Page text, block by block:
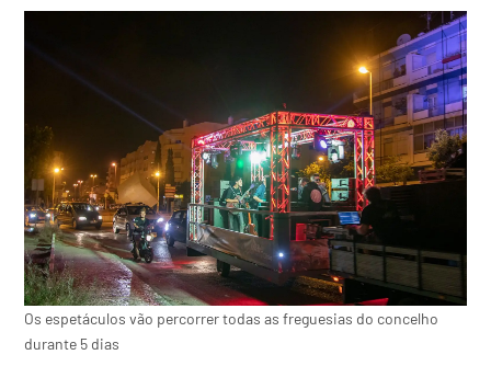
Os espetáculos vão percorrer todas as freguesias do concelho
durante 5 dias